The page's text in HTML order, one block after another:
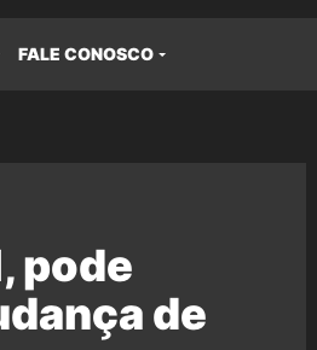
FALE CONOSCO
pode
de